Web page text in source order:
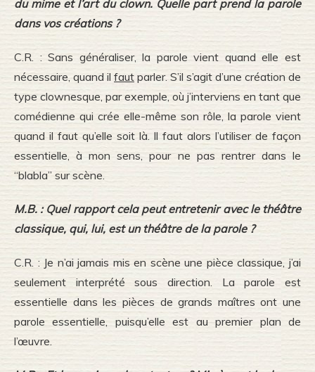
du mime et l’art du clown. Quelle part prend la parole
dans vos créations ?
C.R. : Sans généraliser, la parole vient quand elle est
nécessaire, quand il faut parler. S’il s’agit d’une création de
type clownesque, par exemple, où j’interviens en tant que
comédienne qui crée elle-même son rôle, la parole vient
quand il faut qu’elle soit là. Il faut alors l’utiliser de façon
essentielle, à mon sens, pour ne pas rentrer dans le
“blabla” sur scène.
M.B. : Quel rapport cela peut entretenir avec le théâtre
classique, qui, lui, est un théâtre de la parole ?
C.R. : Je n’ai jamais mis en scène une pièce classique, j’ai
seulement interprété sous direction. La parole est
essentielle dans les pièces de grands maîtres ont une
parole essentielle, puisqu’elle est au premier plan de
l’œuvre.